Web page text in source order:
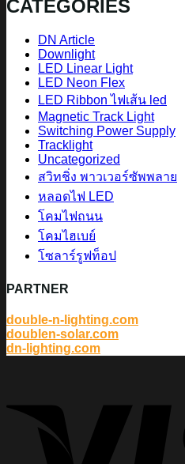
CATEGORIES
DN Article
Downlight
LED Linear Light
LED Neon Flex
LED Ribbon ไฟเส้น led
Magnetic Track Light
Switching Power Supply
Tracklight
Uncategorized
สวิทชิ่ง พาวเวอร์ซัพพลาย
หลอดไฟ LED
โคมไฟถนน
โคมไฮเบย์
โซลาร์รูฟท็อป
PARTNER
double-n-lighting.com
doublen-solar.com
dn-lighting.com